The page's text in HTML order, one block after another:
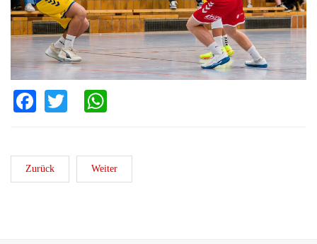
Facebook
Twitter
Zurück Weiter